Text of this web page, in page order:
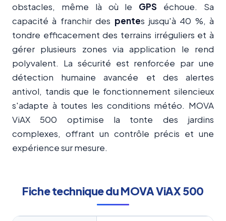
obstacles, même là où le GPS échoue. Sa
capacité à franchir des pentes jusqu'à 40 %, à
tondre efficacement des terrains irréguliers et à
gérer plusieurs zones via application le rend
polyvalent. La sécurité est renforcée par une
détection humaine avancée et des alertes
antivol, tandis que le fonctionnement silencieux
s'adapte à toutes les conditions météo. MOVA
ViAX 500 optimise la tonte des jardins
complexes, offrant un contrôle précis et une
expérience sur mesure.
Fiche technique du MOVA ViAX 500